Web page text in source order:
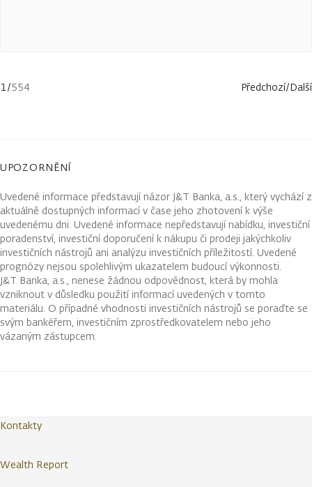
1/554 Předchozí/Další
UPOZORNĚNÍ
Uvedené informace představují názor J&T Banka, a.s., který vychází z
aktuálně dostupných informací v čase jeho zhotovení k výše
uvedenému dni. Uvedené informace nepředstavují nabídku, investiční
poradenství, investiční doporučení k nákupu či prodeji jakýchkoliv
investičních nástrojů ani analýzu investičních příležitostí. Uvedené
prognózy nejsou spolehlivým ukazatelem budoucí výkonnosti.
J&T Banka, a.s., nenese žádnou odpovědnost, která by mohla
vzniknout v důsledku použití informací uvedených v tomto
materiálu. O případné vhodnosti investičních nástrojů se poraďte se
svým bankéřem, investičním zprostředkovatelem nebo jeho
vázaným zástupcem.
Kontakty
Wealth Report